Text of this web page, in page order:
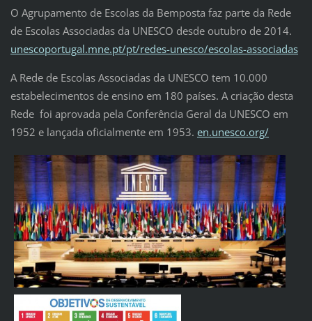
O Agrupamento de Escolas da Bemposta faz parte da Rede
de Escolas Associadas da UNESCO desde outubro de 2014.
unescoportugal.mne.pt/pt/redes-unesco/escolas-associadas
A Rede de Escolas Associadas da UNESCO tem 10.000
estabelecimentos de ensino em 180 países. A criação desta
Rede foi aprovada pela Conferência Geral da UNESCO em
1952 e lançada oficialmente em 1953. en.unesco.org/